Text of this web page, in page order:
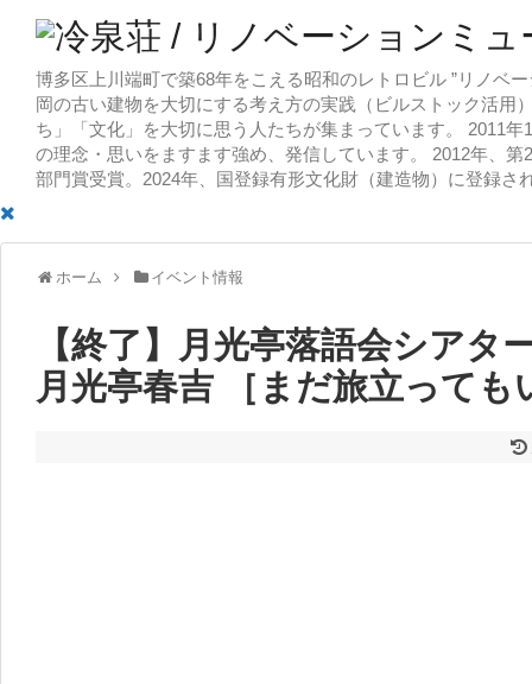
博多区上川端町で築68年をこえる昭和のレトロビル ”リノベ
岡の古い建物を大切にする考え方の実践（ビルストック活用
ち」「文化」を大切に思う人たちが集まっています。 2011
の理念・思いをますます強め、発信しています。 2012年、
部門賞受賞。2024年、国登録有形文化財（建造物）に登録さ
ホーム イベント情報
【終了】月光亭落語会シアタ
月光亭春吉 ［まだ旅立っても